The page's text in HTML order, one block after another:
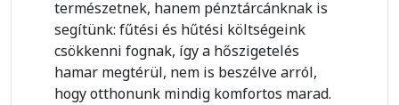
természetnek, hanem pénztárcánknak is
segítünk: fűtési és hűtési költségeink
csökkenni fognak, így a hőszigetelés
hamar megtérül, nem is beszélve arról,
hogy otthonunk mindig komfortos marad.